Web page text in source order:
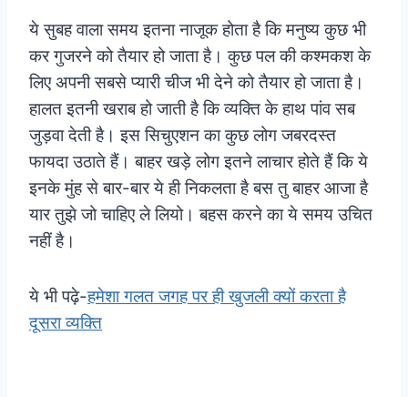
ये सुबह वाला समय इतना नाजूक होता है कि मनुष्य कुछ भी
कर गुजरने को तैयार हो जाता है। कुछ पल की कश्मकश के
लिए अपनी सबसे प्यारी चीज भी देने को तैयार हो जाता है।
हालत इतनी खराब हो जाती है कि व्यक्ति के हाथ पांव सब
जुड़वा देती है। इस सिचुएशन का कुछ लोग जबरदस्त
फायदा उठाते हैं। बाहर खड़े लोग इतने लाचार होते हैं कि ये
इनके मुंह से बार-बार ये ही निकलता है बस तु बाहर आजा है
यार तुझे जो चाहिए ले लियो। बहस करने का ये समय उचित
नहीं है।
ये भी पढ़े-हमेशा गलत जगह पर ही खुजली क्यों करता है
दूसरा व्यक्ति